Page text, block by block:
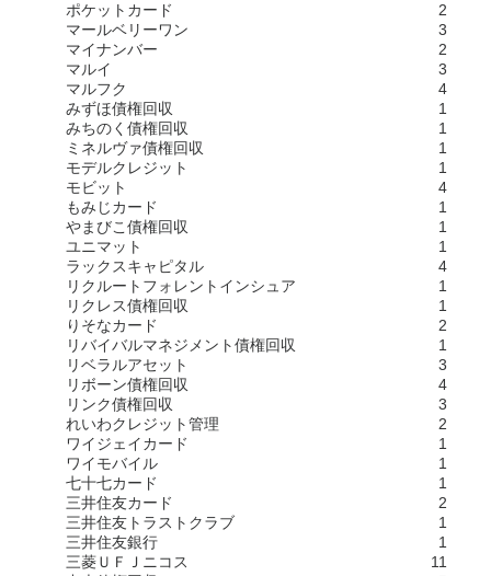
ポケットカード
2
マールベリーワン
3
マイナンバー
2
マルイ
3
マルフク
4
みずほ債権回収
1
みちのく債権回収
1
ミネルヴァ債権回収
1
モデルクレジット
1
モビット
4
もみじカード
1
やまびこ債権回収
1
ユニマット
1
ラックスキャピタル
4
リクルートフォレントインシュア
1
リクレス債権回収
1
りそなカード
2
リバイバルマネジメント債権回収
1
リベラルアセット
3
リボーン債権回収
4
リンク債権回収
3
れいわクレジット管理
2
ワイジェイカード
1
ワイモバイル
1
七十七カード
1
三井住友カード
2
三井住友トラストクラブ
1
三井住友銀行
1
三菱ＵＦＪニコス
11